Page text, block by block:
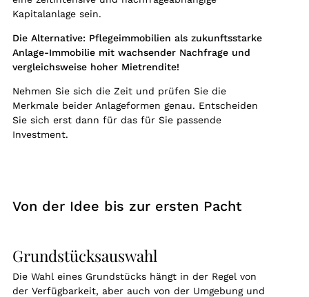
Kapitalanlage sein.
Die Alternative: Pflegeimmobilien als zukunftsstarke
Anlage-Immobilie mit wachsender Nachfrage und
vergleichsweise hoher Mietrendite!
Nehmen Sie sich die Zeit und prüfen Sie die
Merkmale beider Anlageformen genau. Entscheiden
Sie sich erst dann für das für Sie passende
Investment.
Von der Idee bis zur ersten Pacht
Grundstücksauswahl
Die Wahl eines Grundstücks hängt in der Regel von
der Verfügbarkeit, aber auch von der Umgebung und